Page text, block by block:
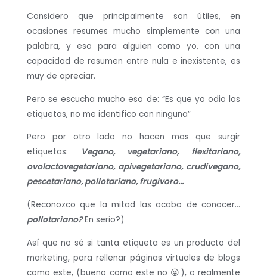
Considero que principalmente son útiles, en
ocasiones resumes mucho simplemente con una
palabra, y eso para alguien como yo, con una
capacidad de resumen entre nula e inexistente, es
muy de apreciar.
Pero se escucha mucho eso de: “Es que yo odio las
etiquetas, no me identifico con ninguna”
Pero por otro lado no hacen mas que surgir
etiquetas:
Vegano, vegetariano, flexitariano,
ovolactovegetariano, apivegetariano, crudivegano,
pescetariano, pollotariano, frugivoro…
(Reconozco que la mitad las acabo de conocer…
pollotariano?En serio?)
Así que no sé si tanta etiqueta es un producto del
marketing, para rellenar páginas virtuales de blogs
como este, (bueno como este no 😜 ), o realmente